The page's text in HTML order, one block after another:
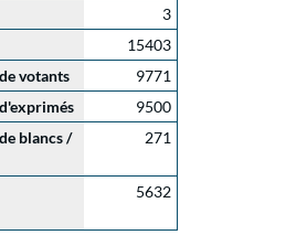
3
15403
votants
9771
9500
blancs /
271
5632